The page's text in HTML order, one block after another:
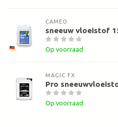
CAMEO
sneeuw vloeistof
Op voorraad
MAGIC FX
Pro
Op voorraad